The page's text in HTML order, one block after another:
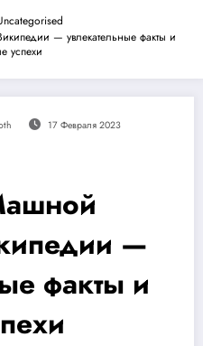
— увлекательные факты и
успехи
17 Февраля 2023
—
факты и